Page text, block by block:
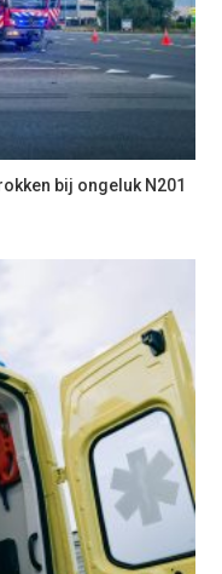
bij ongeluk N201